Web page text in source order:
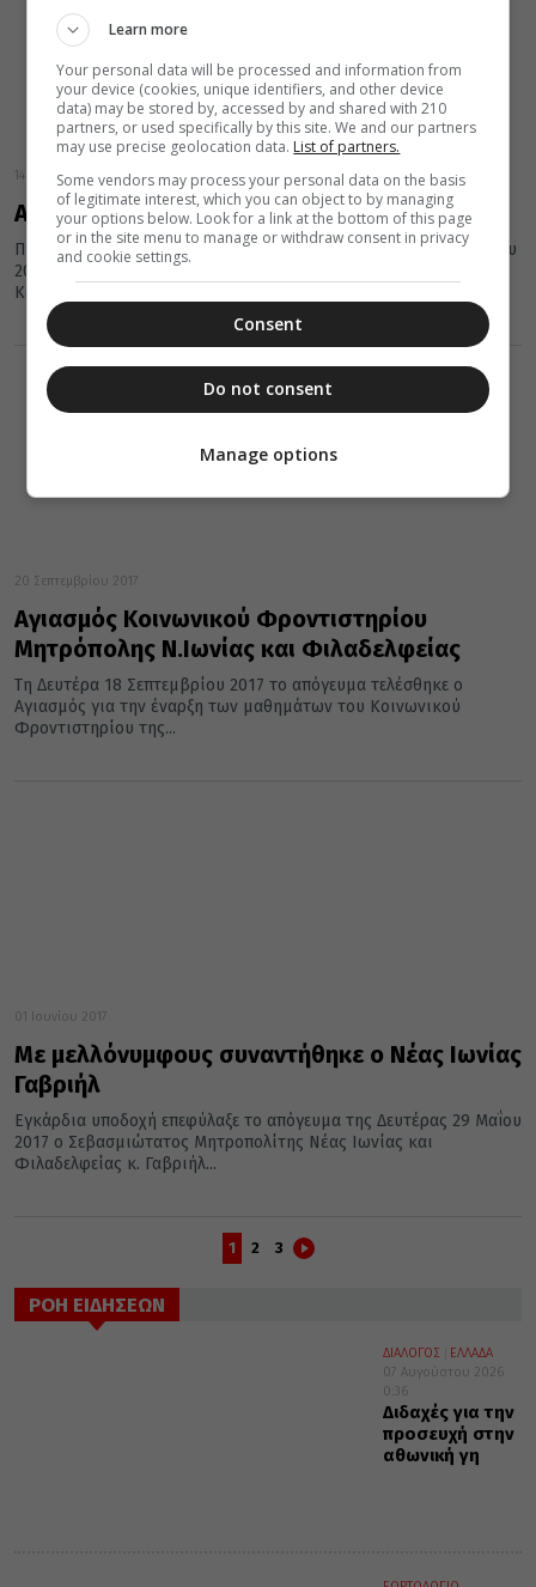
14 Νοεμβρίου 2017
Αναχώρηση Τιμίας Ζώνης από τη Ν. Ιωνία
Πανηγυρική Θεία λειτουργία τελέσθηκε τη Δευτέρα 13 Νοεμβρίου
2017 επί τη ιερά μνήμη του Αγ. Ιωάννου αρχιεπισκόπου
Κωνσταντινουπόλεως του...
20 Σεπτεμβρίου 2017
Αγιασμός Κοινωνικού Φροντιστηρίου
Μητρόπολης Ν.Ιωνίας και Φιλαδελφείας
Τη Δευτέρα 18 Σεπτεμβρίου 2017 το απόγευμα τελέσθηκε ο
Αγιασμός για την έναρξη των μαθημάτων του Κοινωνικού
Φροντιστηρίου της...
01 Ιουνίου 2017
Με μελλόνυμφους συναντήθηκε ο Νέας Ιωνίας
Γαβριήλ
Εγκάρδια υποδοχή επεφύλαξε το απόγευμα της Δευτέρας 29 Μαΐου
2017 ο Σεβασμιώτατος Μητροπολίτης Νέας Ιωνίας και
Φιλαδελφείας κ. Γαβριήλ...
1 2 3
ΡΟΗ ΕΙΔΗΣΕΩΝ
ΔΙΑΛΟΓΟΣ
ΕΛΛΑΔΑ
07 Αυγούστου 2026
0:36
Διδαχές για την
προσευχή στην
αθωνική γη
Learn more
Your personal data will be processed and information from
your device (cookies, unique identifiers, and other device
data) may be stored by, accessed by and shared with 210
partners, or used specifically by this site. We and our partners
may use precise geolocation data. List of partners.
Some vendors may process your personal data on the basis
of legitimate interest, which you can object to by managing
your options below. Look for a link at the bottom of this page
or in the site menu to manage or withdraw consent in privacy
and cookie settings.
Consent
Do not consent
Manage options